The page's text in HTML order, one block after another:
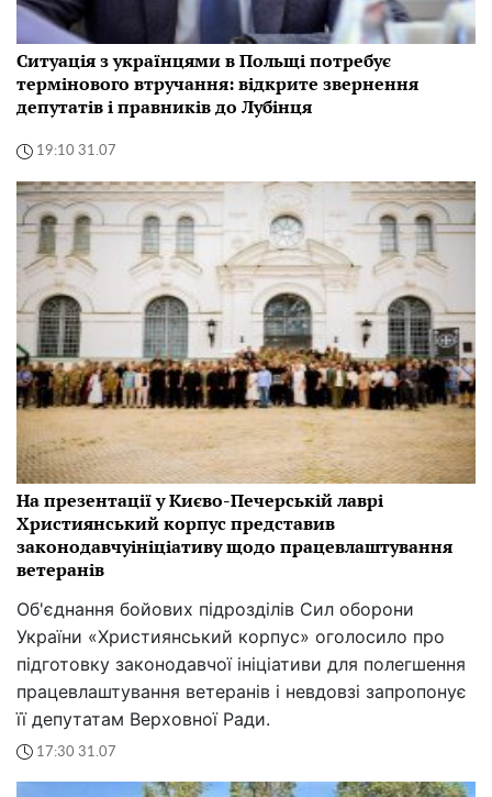
Ситуація з українцями в Польщі потребує
термінового втручання: відкрите звернення
депутатів і правників до Лубінця
19:10 31.07
На презентації у Києво-Печерській лаврі
Християнський корпус представив
законодавчуініціативу щодо працевлаштування
ветеранів
Об'єднання бойових підрозділів Сил оборони
України «Християнський корпус» оголосило про
підготовку законодавчої ініціативи для полегшення
працевлаштування ветеранів і невдовзі запропонує
її депутатам Верховної Ради.
17:30 31.07